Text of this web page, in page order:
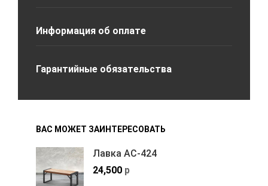
Информация об оплате
Гарантийные обязательства
ВАС МОЖЕТ ЗАИНТЕРЕСОВАТЬ
Лавка АС-424
24,500 р